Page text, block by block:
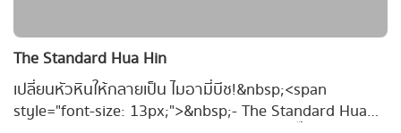
The Standard Hua Hin
เปลี่ยนหัวหินให้กลายเป็น ไมอามี่บีช!&nbsp;<span
style="font-size: 13px;">&nbsp;- The Standard Hua